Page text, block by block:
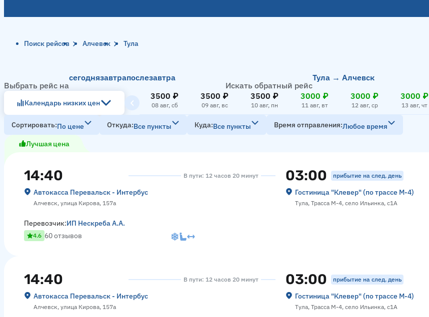
Поиск рейсов Алчевск Тула
Выбрать рейс на
сегоднязавтрапослезавтра
Искать обратный рейс
Тула → Алчевск
Календарь низких цен
3500 ₽
08 авг, сб
3500 ₽
09 авг, вс
3500 ₽
10 авг, пн
3000 ₽
11 авг, вт
3000 ₽
12 авг, ср
3000 ₽
13 авг, чт
Сортировать По цене Откуда Все пункты Куда Все пункты Время отправления Любое время
Лучшая цена
14:40
Автокасса Перевальск - Интербус
Алчевск, улица Кирова, 157а
В пути: 12 часов 20 минут 03:00 прибытие на след. день
Гостиница "Клевер" (по трассе М-4)
Тула, Трасса М-4, село Ильинка, с1А
Перевозчик:ИП Нескреба А.А.
4.6 60 отзывов
14:40
Автокасса Перевальск - Интербус
Алчевск, улица Кирова, 157а
В пути: 12 часов 20 минут 03:00 прибытие на след. день
Гостиница "Клевер" (по трассе М-4)
Тула, Трасса М-4, село Ильинка, с1А